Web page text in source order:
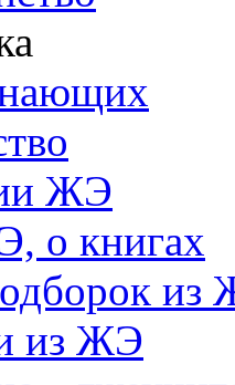
ЖЭ
о книгах
из
из ЖЭ